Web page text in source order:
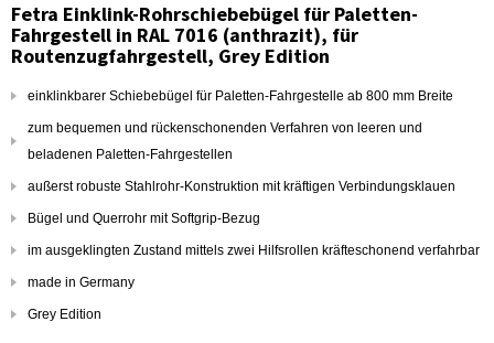
Fetra Einklink-Rohrschiebebügel für Paletten-
Fahrgestell in RAL 7016 (anthrazit), für
Routenzugfahrgestell, Grey Edition
einklinkbarer Schiebebügel für Paletten-Fahrgestelle ab 800 mm Breite
zum bequemen und rückenschonenden Verfahren von leeren und
beladenen Paletten-Fahrgestellen
außerst robuste Stahlrohr-Konstruktion mit kräftigen Verbindungsklauen
Bügel und Querrohr mit Softgrip-Bezug
im ausgeklingten Zustand mittels zwei Hilfsrollen kräfteschonend verfahrbar
made in Germany
Grey Edition